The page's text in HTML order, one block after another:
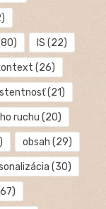
IS (22)
(26)
(21)
ruchu (20)
obsah (29)
(30)